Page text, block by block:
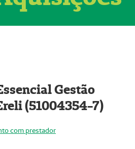
Gestão
(51004354-7)
com prestador